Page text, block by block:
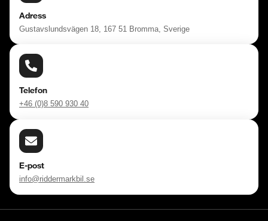
Adress
Gustavslundsvägen 18, 167 51 Bromma, Sverige
Telefon
+46 (0)8 590 930 40
E-post
info@riddermarkbil.se